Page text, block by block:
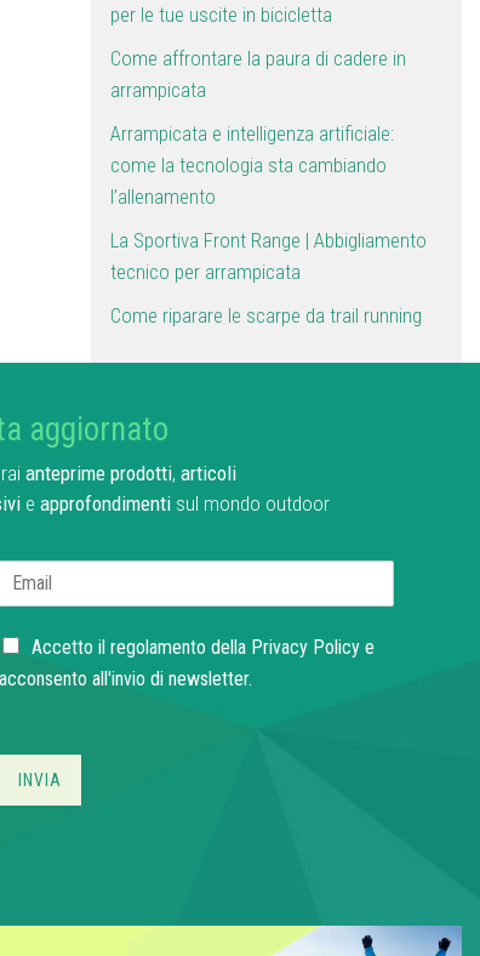
per le tue uscite in bicicletta
Come affrontare la paura di cadere in
arrampicata
Arrampicata e intelligenza artificiale:
come la tecnologia sta cambiando
l’allenamento
La Sportiva Front Range | Abbigliamento
tecnico per arrampicata
Come riparare le scarpe da trail running
aggiornato
anteprime prodotti, articoli
e approfondimentisul mondo outdoor
*
C
e
b
x
Accetto il regolamento della Privacy Policye
acconsento all'invio di newsletter.
INVIA